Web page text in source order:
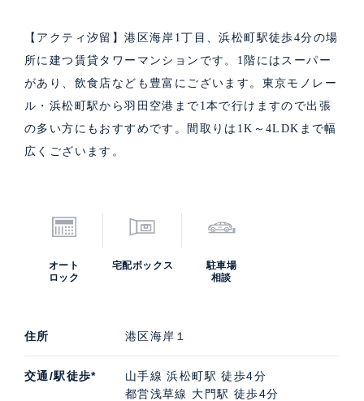
【アクティ汐留】港区海岸1丁目、浜松町駅徒歩4分の場
所に建つ賃貸タワーマンションです。1階にはスーパー
があり、飲食店なども豊富にございます。東京モノレー
ル・浜松町駅から羽田空港まで1本で行けますので出張
の多い方にもおすすめです。間取りは1K～4LDKまで幅
広くございます。
オート
ロック
宅配ボックス
駐車場
相談
住所 港区海岸１
交通/駅徒歩*
山手線 浜松町駅 徒歩4分
都営浅草線 大門駅 徒歩4分